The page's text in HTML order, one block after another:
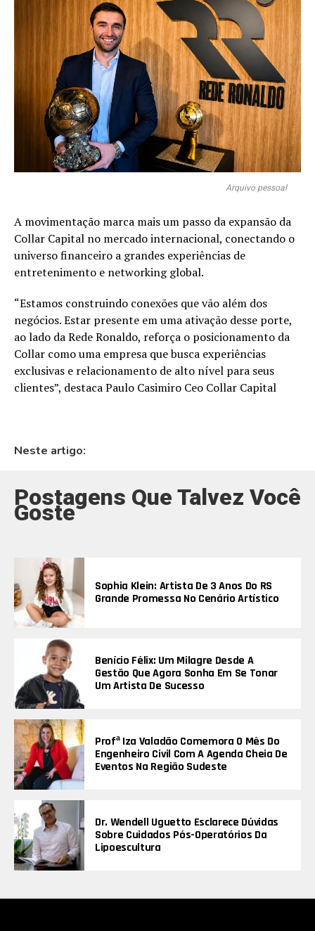
Arquivo pessoal
A movimentação marca mais um passo da expansão da
Collar Capital no mercado internacional, conectando o
universo financeiro a grandes experiências de
entretenimento e networking global.
“Estamos construindo conexões que vão além dos
negócios. Estar presente em uma ativação desse porte,
ao lado da Rede Ronaldo, reforça o posicionamento da
Collar como uma empresa que busca experiências
exclusivas e relacionamento de alto nível para seus
clientes”, destaca Paulo Casimiro Ceo Collar Capital
Neste artigo:
Postagens Que Talvez Você
Goste
Sophia Klein: Artista De 3 Anos Do RS
Grande Promessa No Cenário Artístico
Benício Félix: Um Milagre Desde A
Gestão Que Agora Sonha Em Se Tonar
Um Artista De Sucesso
Profª Iza Valadão Comemora O Mês Do
Engenheiro Civil Com A Agenda Cheia De
Eventos Na Região Sudeste
Dr. Wendell Uguetto Esclarece Dúvidas
Sobre Cuidados Pós-Operatórios Da
Lipoescultura